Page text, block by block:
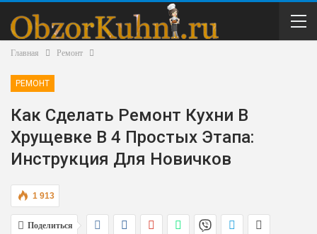
Главная Ремонт
РЕМОНТ
Как Сделать Ремонт Кухни В
Хрущевке В 4 Простых Этапа:
Инструкция Для Новичков
1 913
Поделиться